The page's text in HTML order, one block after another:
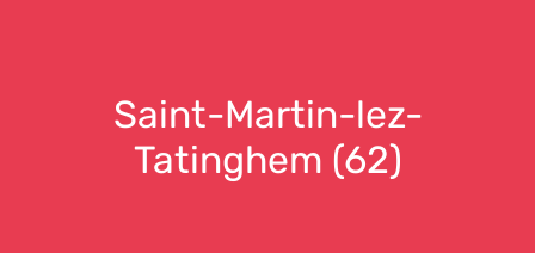
Saint-Martin-lez-
Tatinghem (62)